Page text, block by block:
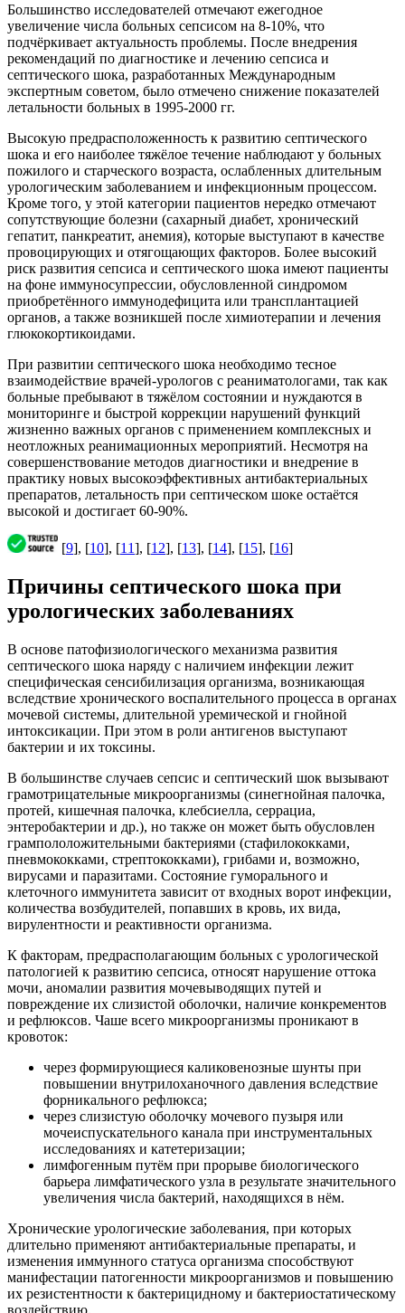
Большинство исследователей отмечают ежегодное
увеличение числа больных сепсисом на 8-10%, что
подчёркивает актуальность проблемы. После внедрения
рекомендаций по диагностике и лечению сепсиса и
септического шока, разработанных Международным
экспертным советом, было отмечено снижение показателей
летальности больных в 1995-2000 гг.
Высокую предрасположенность к развитию септического
шока и его наиболее тяжёлое течение наблюдают у больных
пожилого и старческого возраста, ослабленных длительным
урологическим заболеванием и инфекционным процессом.
Кроме того, у этой категории пациентов нередко отмечают
сопутствующие болезни (сахарный диабет, хронический
гепатит, панкреатит, анемия), которые выступают в качестве
провоцирующих и отягощающих факторов. Более высокий
риск развития сепсиса и септического шока имеют пациенты
на фоне иммуносупрессии, обусловленной синдромом
приобретённого иммунодефицита или трансплантацией
органов, а также возникшей после химиотерапии и лечения
глюкокортикоидами.
При развитии септического шока необходимо тесное
взаимодействие врачей-урологов с реаниматологами, так как
больные пребывают в тяжёлом состоянии и нуждаются в
мониторинге и быстрой коррекции нарушений функций
жизненно важных органов с применением комплексных и
неотложных реанимационных мероприятий. Несмотря на
совершенствование методов диагностики и внедрение в
практику новых высокоэффективных антибактериальных
препаратов, летальность при септическом шоке остаётся
высокой и достигает 60-90%.
[9], [10], [11], [12], [13], [14], [15], [16]
Причины септического шока при
урологических заболеваниях
В основе патофизиологического механизма развития
септического шока наряду с наличием инфекции лежит
специфическая сенсибилизация организма, возникающая
вследствие хронического воспалительного процесса в органах
мочевой системы, длительной уремической и гнойной
интоксикации. При этом в роли антигенов выступают
бактерии и их токсины.
В большинстве случаев сепсис и септический шок вызывают
грамотрицательные микроорганизмы (синегнойная палочка,
протей, кишечная палочка, клебсиелла, серрациа,
энтеробактерии и др.), но также он может быть обусловлен
грампололожительными бактериями (стафилококками,
пневмококками, стрептококками), грибами и, возможно,
вирусами и паразитами. Состояние гуморального и
клеточного иммунитета зависит от входных ворот инфекции,
количества возбудителей, попавших в кровь, их вида,
вирулентности и реактивности организма.
К факторам, предрасполагающим больных с урологической
патологией к развитию сепсиса, относят нарушение оттока
мочи, аномалии развития мочевыводящих путей и
повреждение их слизистой оболочки, наличие конкрементов
и рефлюксов. Чаше всего микроорганизмы проникают в
кровоток:
через формирующиеся каликовенозные шунты при
повышении внутрилоханочного давления вследствие
форникального рефлюкса;
через слизистую оболочку мочевого пузыря или
мочеиспускательного канала при инструментальных
исследованиях и катетеризации;
лимфогенным путём при прорыве биологического
барьера лимфатического узла в результате значительного
увеличения числа бактерий, находящихся в нём.
Хронические урологические заболевания, при которых
длительно применяют антибактериальные препараты, и
изменения иммунного статуса организма способствуют
манифестации патогенности микроорганизмов и повышению
их резистентности к бактерицидному и бактериостатическому
воздействию.